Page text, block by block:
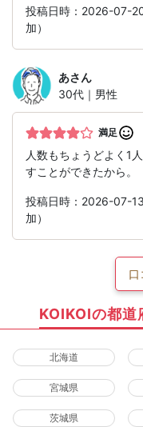
投稿日時：2026-07-
加）
あさん
30代｜男性
満足
人数もちょうどよく1
すことができたから。
投稿日時：2026-07-
加）
口
KOIKOIの都道
北海道
宮城県
茨城県